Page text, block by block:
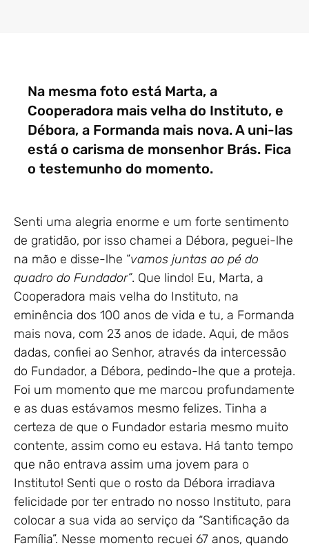
Na mesma foto está Marta, a
Cooperadora mais velha do Instituto, e
Débora, a Formanda mais nova. A uni-las
está o carisma de monsenhor Brás. Fica
o testemunho do momento.
Senti uma alegria enorme e um forte sentimento
de gratidão, por isso chamei a Débora, peguei-lhe
na mão e disse-lhe “vamos juntas ao pé do
quadro do Fundador”. Que lindo! Eu, Marta, a
Cooperadora mais velha do Instituto, na
eminência dos 100 anos de vida e tu, a Formanda
mais nova, com 23 anos de idade. Aqui, de mãos
dadas, confiei ao Senhor, através da intercessão
do Fundador, a Débora, pedindo-lhe que a proteja.
Foi um momento que me marcou profundamente
e as duas estávamos mesmo felizes. Tinha a
certeza de que o Fundador estaria mesmo muito
contente, assim como eu estava. Há tanto tempo
que não entrava assim uma jovem para o
Instituto! Senti que o rosto da Débora irradiava
felicidade por ter entrado no nosso Instituto, para
colocar a sua vida ao serviço da “Santificação da
Família”. Nesse momento recuei 67 anos, quando